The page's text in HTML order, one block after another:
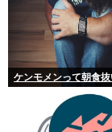
ケンモメンって朝食抜